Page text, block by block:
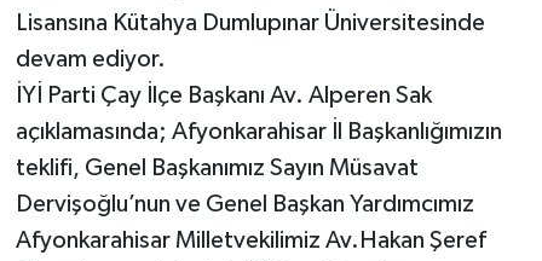
Lisansına Kütahya Dumlupınar Üniversitesinde
devam ediyor.
İYİ Parti Çay İlçe Başkanı Av. Alperen Sak
açıklamasında; Afyonkarahisar İl Başkanlığımızın
teklifi, Genel Başkanımız Sayın Müsavat
Dervişoğlu’nun ve Genel Başkan Yardımcımız
Afyonkarahisar Milletvekilimiz Av.Hakan Şeref